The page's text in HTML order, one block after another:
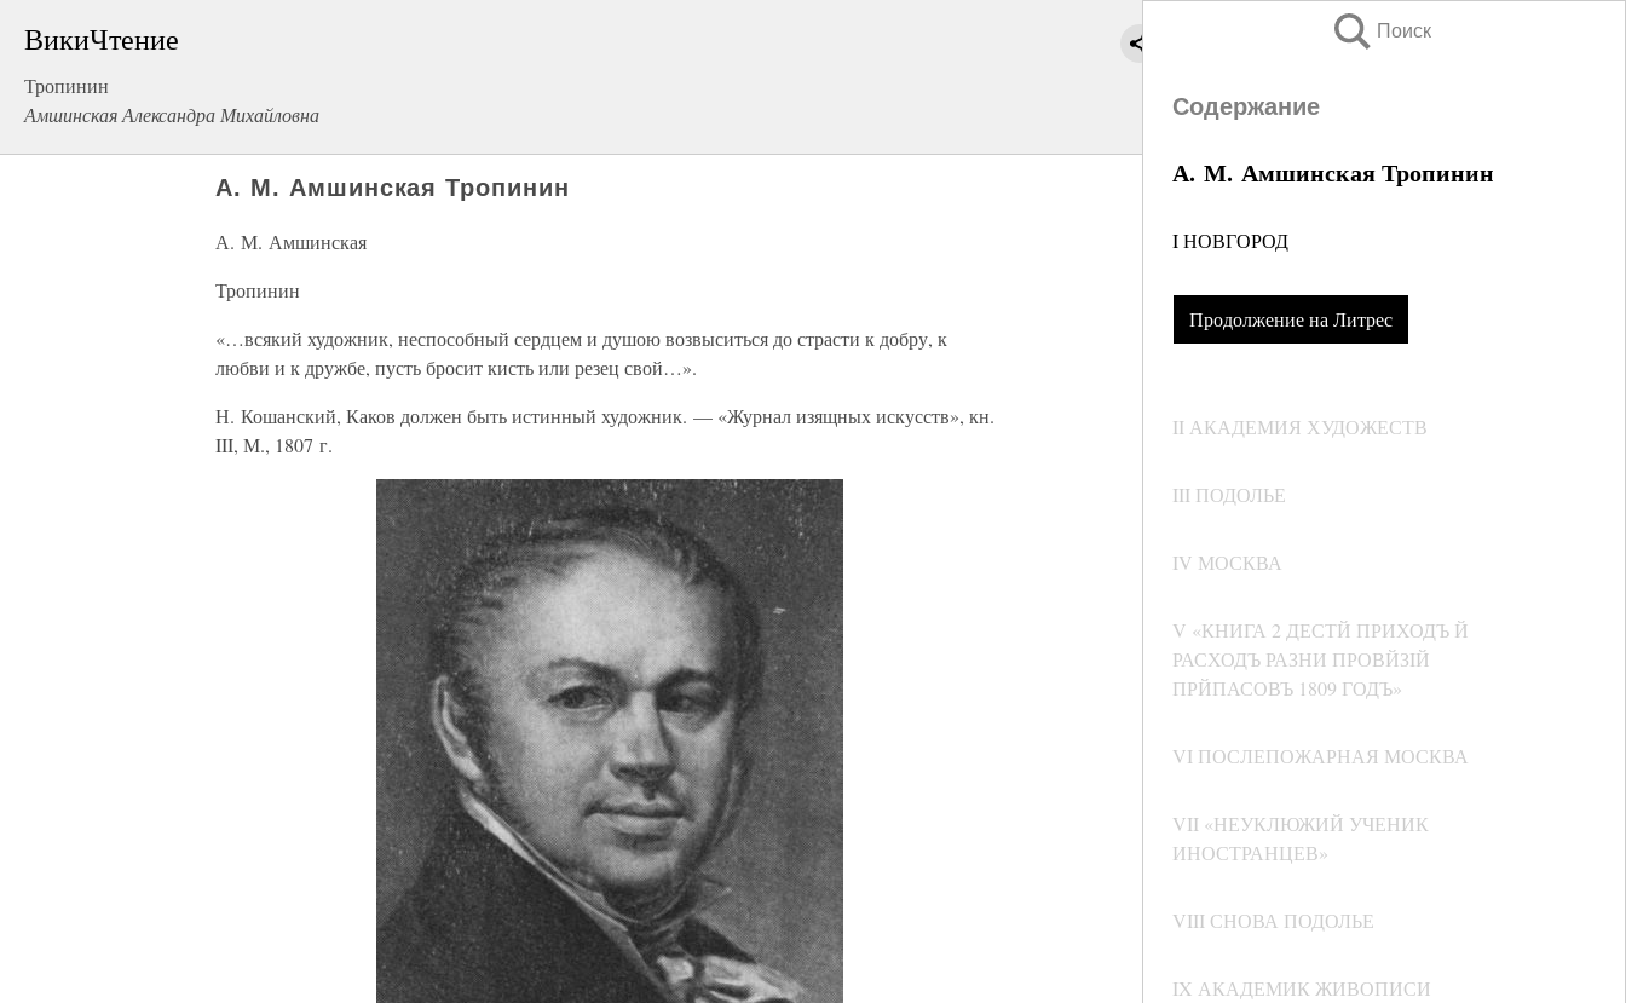
ВикиЧтение
Тропинин
Амшинская Александра Михайловна
Поиск
Содержание
А. М. Амшинская Тропинин
I НОВГОРОД
Продолжение на Литрес
II АКАДЕМИЯ ХУДОЖЕСТВ
III ПОДОЛЬЕ
IV МОСКВА
V «КНИГА 2 ДЕСТЙ ПРИХОДЪ Й
РАСХОДЪ РАЗНИ ПРОВЙЗIЙ
ПРЙПАСОВЪ 1809 ГОДЪ»
VI ПОСЛЕПОЖАРНАЯ МОСКВА
VII «НЕУКЛЮЖИЙ УЧЕНИК
ИНОСТРАНЦЕВ»
VIII СНОВА ПОДОЛЬЕ
IX АКАДЕМИК ЖИВОПИСИ
А. М. Амшинская Тропинин
А. М. Амшинская
Тропинин
«…всякий художник, неспособный сердцем и душою возвыситься до страсти к добру, к
любви и к дружбе, пусть бросит кисть или резец свой…».
Н. Кошанский, Каков должен быть истинный художник. — «Журнал изящных искусств», кн.
III, М., 1807 г.